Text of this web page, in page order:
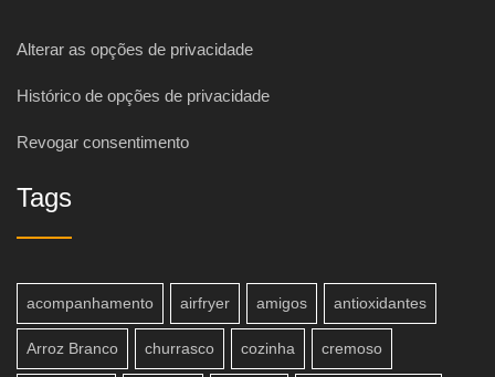
Alterar as opções de privacidade
Histórico de opções de privacidade
Revogar consentimento
Tags
acompanhamento airfryer amigos antioxidantes
Arroz Branco churrasco cozinha cremoso